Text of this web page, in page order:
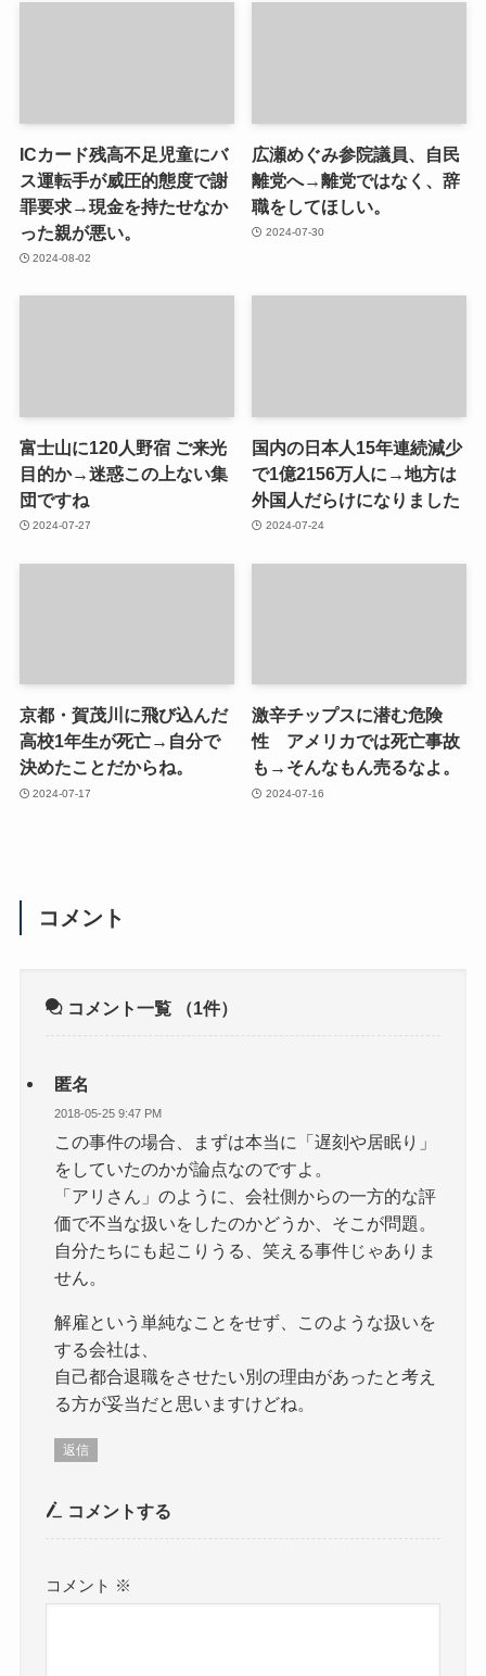
ICカード残高不足児童にバ
ス運転手が威圧的態度で謝
罪要求→現金を持たせなか
った親が悪い。
2024-08-02
広瀬めぐみ参院議員、自民
離党へ→離党ではなく、辞
職をしてほしい。
2024-07-30
富士山に120人野宿 ご来光
目的か→迷惑この上ない集
団ですね
2024-07-27
国内の日本人15年連続減少
で1億2156万人に→地方は
外国人だらけになりました
2024-07-24
京都・賀茂川に飛び込んだ
高校1年生が死亡→自分で
決めたことだからね。
2024-07-17
激辛チップスに潜む危険
性 アメリカでは死亡事故
も→そんなもん売るなよ。
2024-07-16
コメント
コメント一覧 （1件）
匿名
2018-05-25 9:47 PM
この事件の場合、まずは本当に「遅刻や居眠り」
をしていたのかが論点なのですよ。
「アリさん」のように、会社側からの一方的な評
価で不当な扱いをしたのかどうか、そこが問題。
自分たちにも起こりうる、笑える事件じゃありま
せん。
解雇という単純なことをせず、このような扱いを
する会社は、
自己都合退職をさせたい別の理由があったと考え
る方が妥当だと思いますけどね。
返信
コメントする
コメント ※